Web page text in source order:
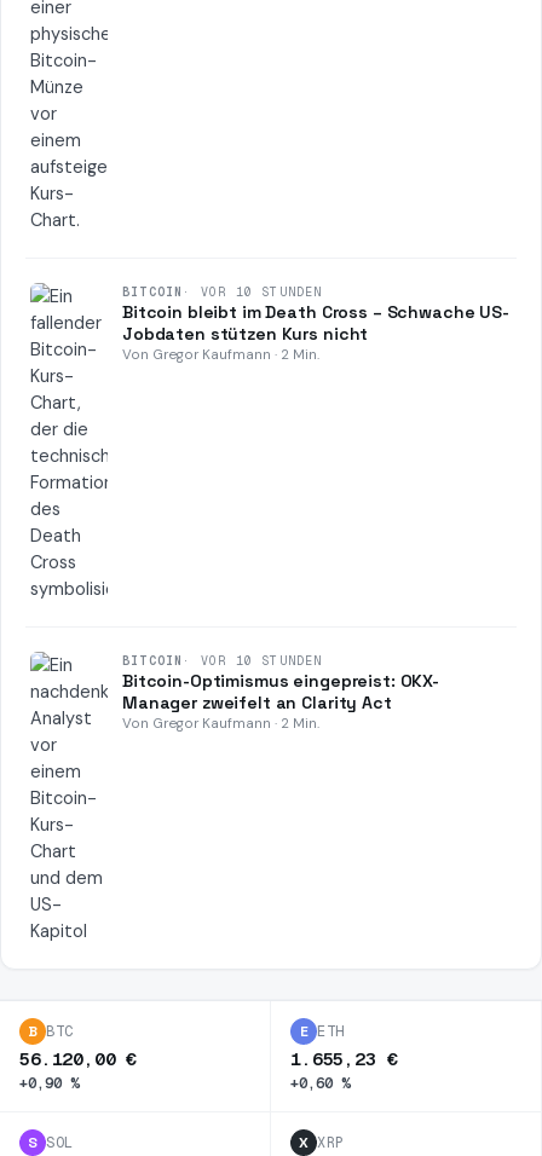
BITCOIN · VOR 10 STUNDEN
Bitcoin bleibt im Death Cross – Schwache US-
Jobdaten stützen Kurs nicht
Von Gregor Kaufmann · 2 Min.
BITCOIN · VOR 10 STUNDEN
Bitcoin-Optimismus eingepreist: OKX-
Manager zweifelt an Clarity Act
Von Gregor Kaufmann · 2 Min.
B BTC
56.120,00 €
+0,90 %
E ETH
1.655,23 €
+0,60 %
S SOL X XRP